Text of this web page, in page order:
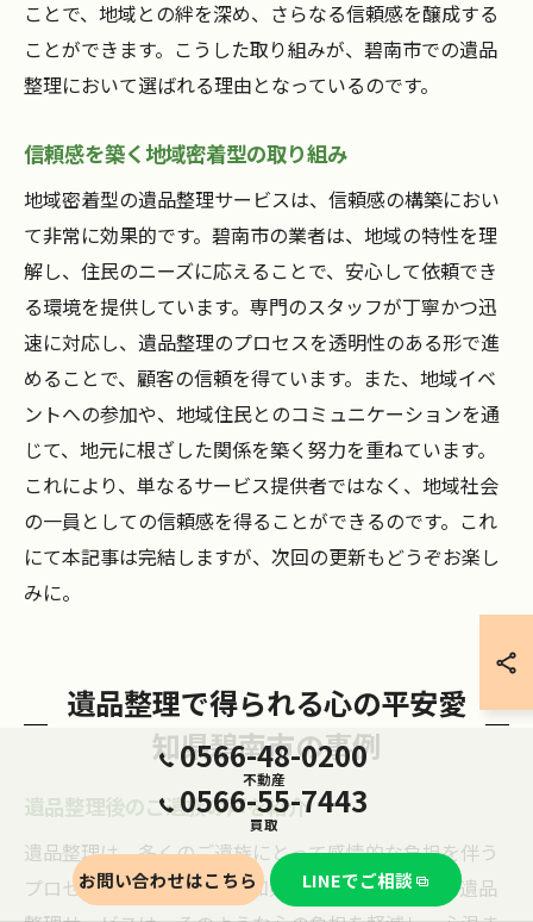
ことで、地域との絆を深め、さらなる信頼感を醸成する
ことができます。こうした取り組みが、碧南市での遺品
整理において選ばれる理由となっているのです。
信頼感を築く地域密着型の取り組み
地域密着型の遺品整理サービスは、信頼感の構築におい
て非常に効果的です。碧南市の業者は、地域の特性を理
解し、住民のニーズに応えることで、安心して依頼でき
る環境を提供しています。専門のスタッフが丁寧かつ迅
速に対応し、遺品整理のプロセスを透明性のある形で進
めることで、顧客の信頼を得ています。また、地域イベ
ントへの参加や、地域住民とのコミュニケーションを通
じて、地元に根ざした関係を築く努力を重ねています。
これにより、単なるサービス提供者ではなく、地域社会
の一員としての信頼感を得ることができるのです。これ
にて本記事は完結しますが、次回の更新もどうぞお楽し
みに。
遺品整理で得られる心の平安愛
知県碧南市の事例
遺品整理後のご遺族の声を紹介
遺品整理は、多くのご遺族にとって感情的な負担を伴う
プロセスです。しかし、愛知県碧南市で提供される遺品
0566-48-0200
不動産
0566-55-7443
買取
お問い合わせはこちら LINEでご相談